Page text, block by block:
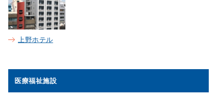
上野ホテル
医療福祉施設